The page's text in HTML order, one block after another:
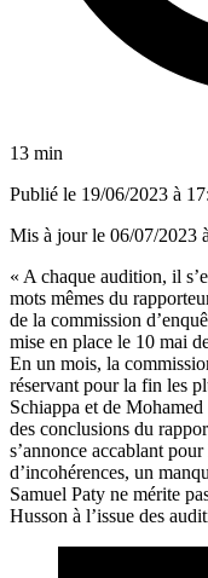
13 min
Publié le 19/06/2023 à
Mis à jour le 06/07/2023
« A chaque audition, il
mots mêmes du
de la commission
mise en place le 10 mai
En un mois, la
réservant pour la fin les
Schiappa et de
des conclusions du
s’annonce accablant
d’incohérences, un
Samuel Paty ne mérite
Husson à l’issue des